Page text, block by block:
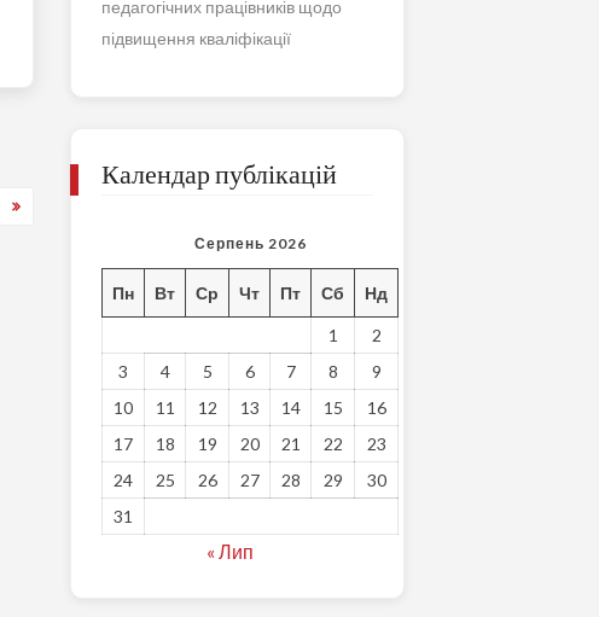
педагогічних працівників щодо
підвищення кваліфікації
Календар публікацій
Серпень 2026
Пн Вт Ср Чт Пт Сб Нд
1
2
3
4 5 6 7 8
9
10
11 12 13 14 15
16
17
18 19 20 21 22
23
24
25 26 27 28 29
30
31
« Лип